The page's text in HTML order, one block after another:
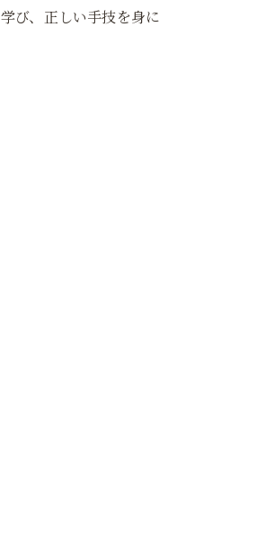
び、正しい手技を身に